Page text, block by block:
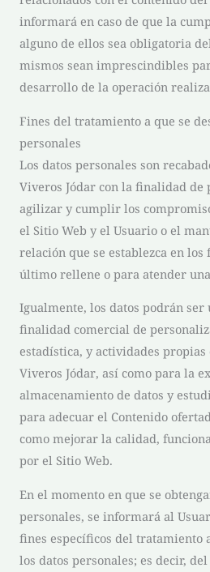
informará en caso de que la
alguno de ellos sea obligatoria
mismos sean imprescindibles
desarrollo de la operación
Fines del tratamiento a que se
personales
Los datos personales son
Viveros Jódar con la finalidad de
agilizar y cumplir los
el Sitio Web y el Usuario o el
relación que se establezca en
último rellene o para atender
Igualmente, los datos podrán ser
finalidad comercial de
estadística, y actividades propias
Viveros Jódar, así como para la
almacenamiento de datos y
para adecuar el Contenido
como mejorar la calidad,
por el Sitio Web.
En el momento en que se
personales, se informará al
fines específicos del tratamiento
los datos personales; es decir, del